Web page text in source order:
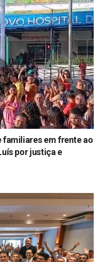
em frente ao
por justiça e